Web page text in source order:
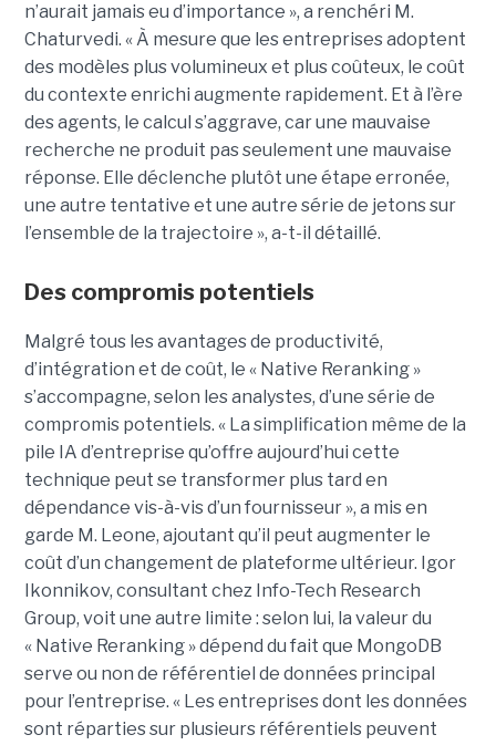
n’aurait jamais eu d’importance », a renchéri M.
Chaturvedi. « À mesure que les entreprises adoptent
des modèles plus volumineux et plus coûteux, le coût
du contexte enrichi augmente rapidement. Et à l’ère
des agents, le calcul s’aggrave, car une mauvaise
recherche ne produit pas seulement une mauvaise
réponse. Elle déclenche plutôt une étape erronée,
une autre tentative et une autre série de jetons sur
l’ensemble de la trajectoire », a-t-il détaillé.
Des compromis potentiels
Malgré tous les avantages de productivité,
d’intégration et de coût, le « Native Reranking »
s’accompagne, selon les analystes, d’une série de
compromis potentiels. « La simplification même de la
pile IA d’entreprise qu’offre aujourd’hui cette
technique peut se transformer plus tard en
dépendance vis-à-vis d’un fournisseur », a mis en
garde M. Leone, ajoutant qu’il peut augmenter le
coût d’un changement de plateforme ultérieur. Igor
Ikonnikov, consultant chez Info-Tech Research
Group, voit une autre limite : selon lui, la valeur du
« Native Reranking » dépend du fait que MongoDB
serve ou non de référentiel de données principal
pour l’entreprise. « Les entreprises dont les données
sont réparties sur plusieurs référentiels peuvent